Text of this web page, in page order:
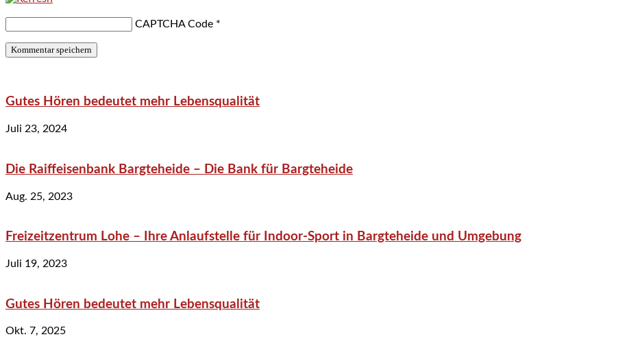
CAPTCHA Code *
Gutes Hören bedeutet mehr Lebensqualität
Juli 23, 2024
Die Raiffeisenbank Bargteheide – Die Bank für Bargteheide
Aug. 25, 2023
Freizeitzentrum Lohe – Ihre Anlaufstelle für Indoor-Sport in Bargteheide und Umgebung
Juli 19, 2023
Gutes Hören bedeutet mehr Lebensqualität
Okt. 7, 2025